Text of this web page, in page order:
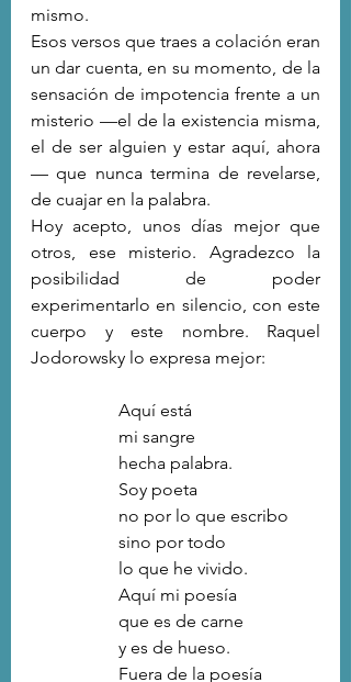
mismo.
Esos versos que traes a colación eran
un dar cuenta, en su momento, de la
sensación de impotencia frente a un
misterio —el de la existencia misma,
el de ser alguien y estar aquí, ahora
— que nunca termina de revelarse,
de cuajar en la palabra.
Hoy acepto, unos días mejor que
otros, ese misterio. Agradezco la
posibilidad de poder
experimentarlo en silencio, con este
cuerpo y este nombre. Raquel
Jodorowsky lo expresa mejor:
Aquí está
mi sangre
hecha palabra.
Soy poeta
no por lo que escribo
sino por todo
lo que he vivido.
Aquí mi poesía
que es de carne
y es de hueso.
Fuera de la poesía